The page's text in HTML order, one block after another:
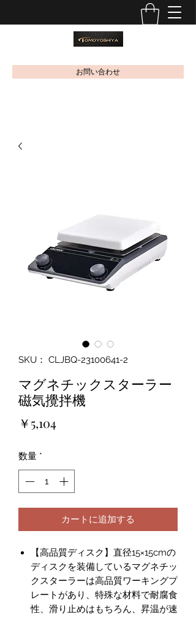
お問い合わせ
SKU： CLJBQ-23100641-2
マグネチックスターラー
磁気攪拌機
￥5,104
数量 *
カートに追加する
【高品質ディスク】直径15×15cmの
ディスクを装備しているマグネチッ
クスターラーは高品質ワーキングプ
レートがあり、特殊な材料で耐腐食
性、滑り止めはもちろん、昇温が速